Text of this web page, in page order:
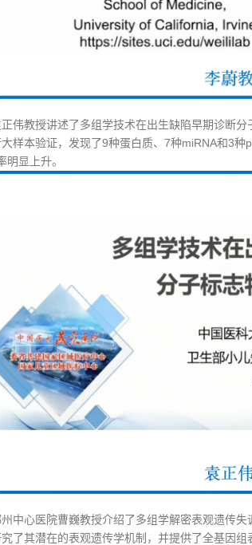
伟教授讲述了多组学技术在出生缺陷早期诊断
样本验证，发现了9种蛋白质、7种miRNA和3
显上升。
中心医院曹巍教授介绍了多组学解密表观遗传
了其潜在的表观遗传学机制，并提供了全基因